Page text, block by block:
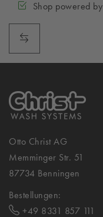
Shop powered by
Otto Christ AG
Memminger Str. 51
87734 Benningen
Bestellungen:
+49 8331 857 111